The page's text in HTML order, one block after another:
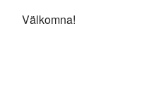
Välkomna!